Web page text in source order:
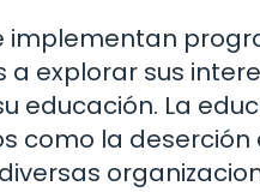
implementan
a explorar sus
educación. La
como la